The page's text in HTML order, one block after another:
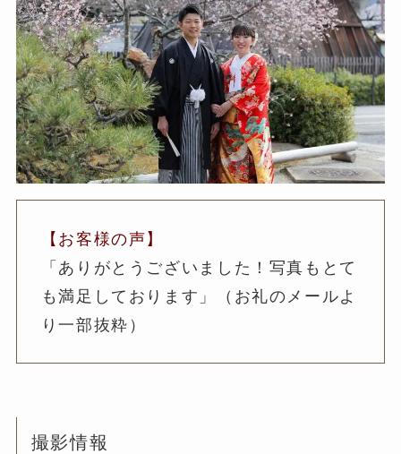
【お客様の声】
「ありがとうございました！写真もとて
も満足しております」（お礼のメールよ
り一部抜粋）
撮影情報